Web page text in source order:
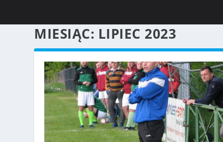
MIESIĄC: LIPIEC 2023